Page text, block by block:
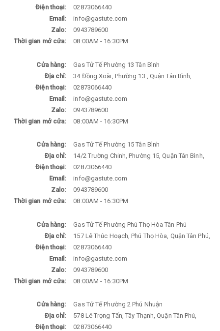
Điện thoại:
02873066440
Email:
info@gastute.com
Zalo:
0943789600
Thời gian mở cửa:
08:00AM - 16:30PM
Cửa hàng:
Gas Tử Tế Phường 13 Tân Bình
Địa chỉ:
34 Đồng Xoài, Phường 13 , Quận Tân Bình,
Điện thoại:
02873066440
Email:
info@gastute.com
Zalo:
0943789600
Thời gian mở cửa:
08:00AM - 16:30PM
Cửa hàng:
Gas Tử Tế Phường 15 Tân Bình
Địa chỉ:
14/2 Trường Chinh, Phường 15, Quận Tân Bình,
Điện thoại:
02873066440
Email:
info@gastute.com
Zalo:
0943789600
Thời gian mở cửa:
08:00AM - 16:30PM
Cửa hàng:
Gas Tử Tế Phường Phú Thọ Hòa Tân Phú
Địa chỉ:
157 Lê Thúc Hoạch, Phú Thọ Hòa, Quận Tân Phú,
Điện thoại:
02873066440
Email:
info@gastute.com
Zalo:
0943789600
Thời gian mở cửa:
08:00AM - 16:30PM
Cửa hàng:
Gas Tử Tế Phường 2 Phú Nhuận
Địa chỉ:
578 Lê Trọng Tấn, Tây Thạnh, Quận Tân Phú,
Điện thoại:
02873066440